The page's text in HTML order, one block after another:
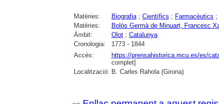
Matèries: Biografia; Científics ; Farmacèutics ;
Matèries:
Bolòs Germà de Minuart, Francesc
Àmbit:
Olot; Catalunya
Cronologia:
1773 - 1844
Accés:
https://prensahistorica.mcu.es/es/
complet]
Localització: B. Carles Rahola (Girona)